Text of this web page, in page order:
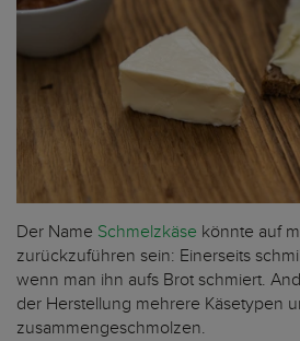
Der Name Schmelzkäse könnte auf
zurückzuführen sein: Einerseits
wenn man ihn aufs Brot schmiert.
der Herstellung mehrere Käsetypen
zusammengeschmolzen.